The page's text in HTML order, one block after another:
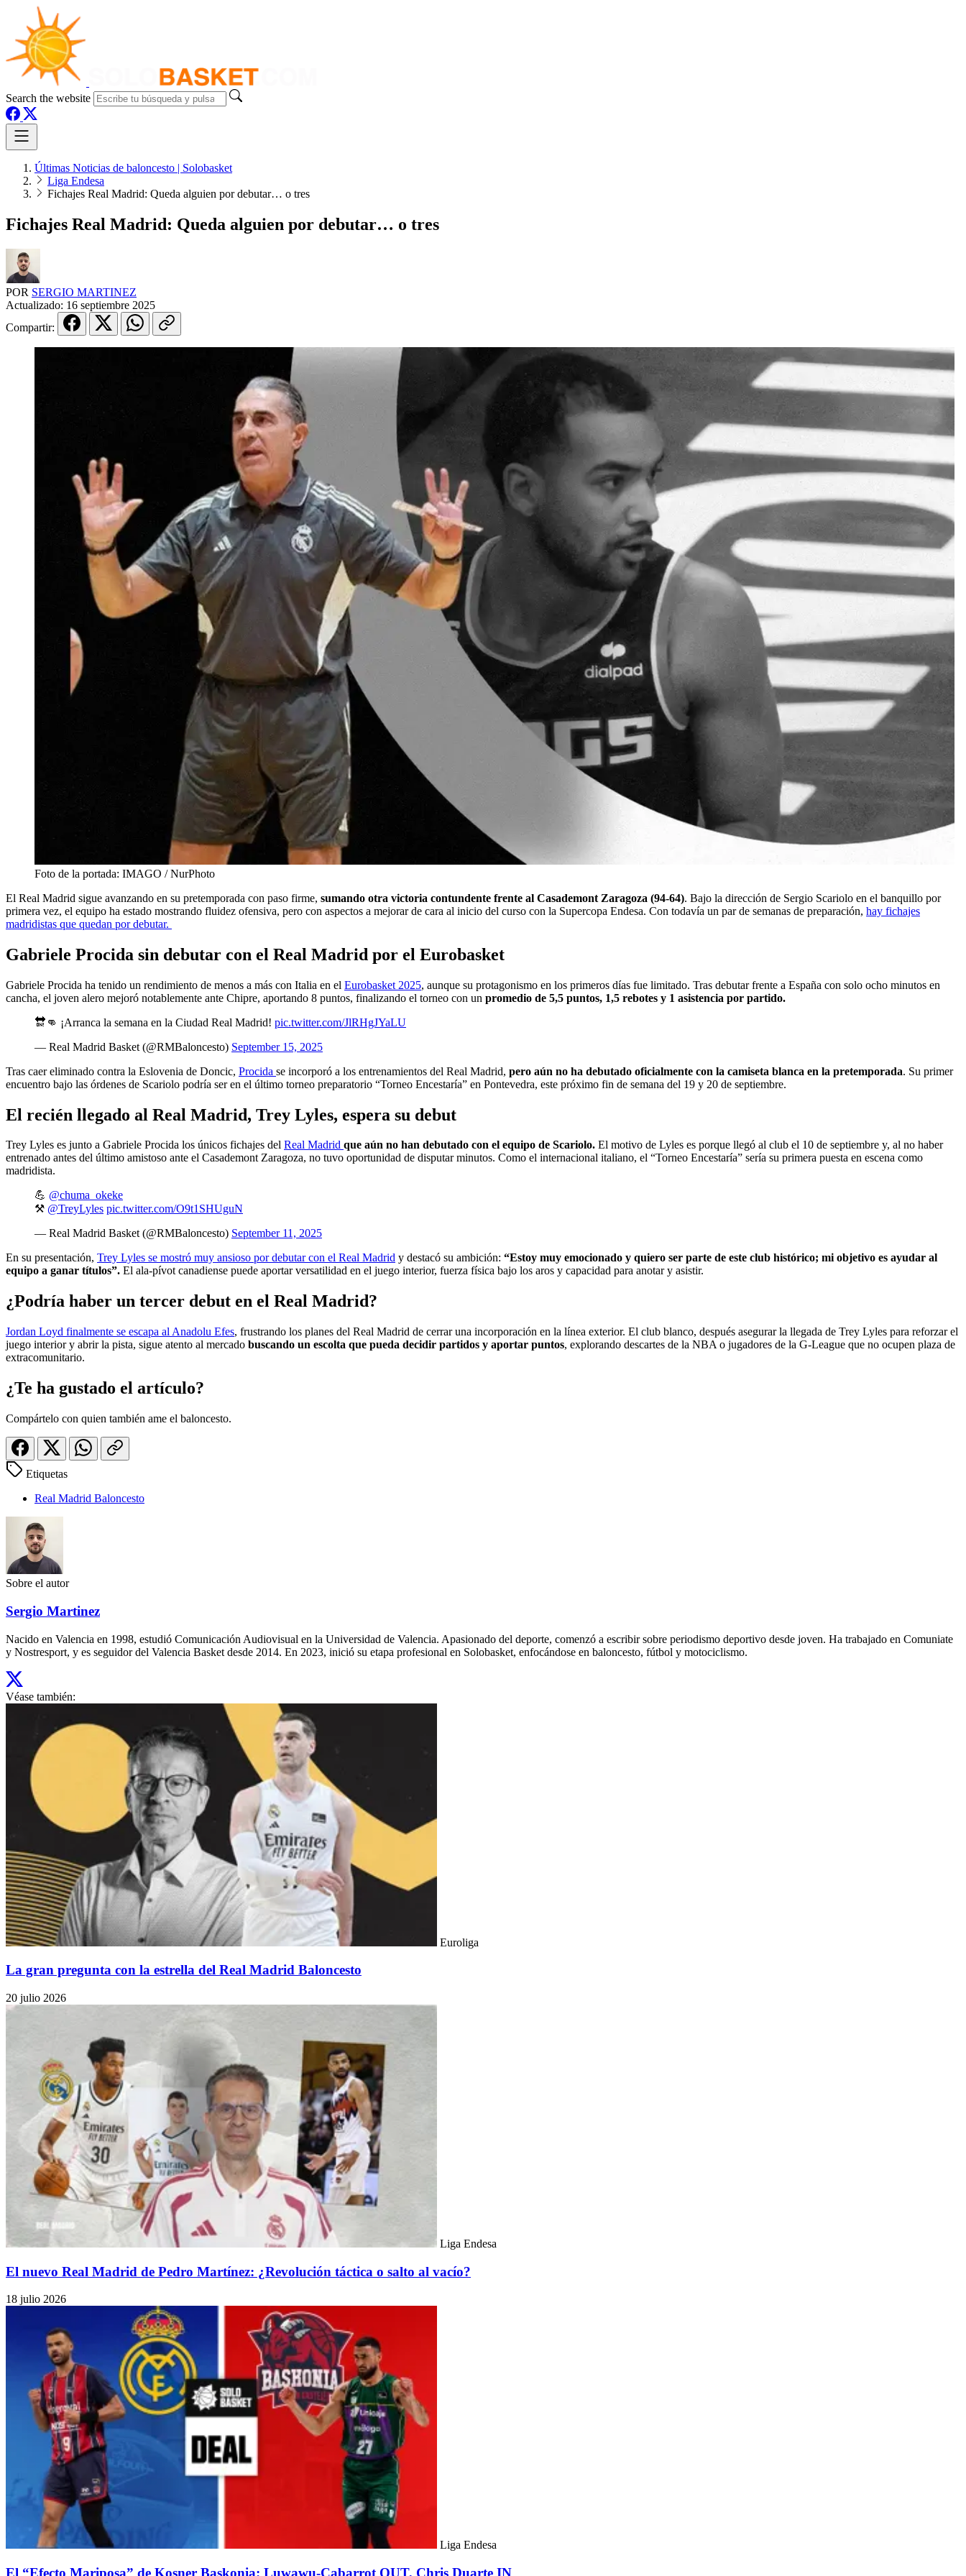
Search the website
Últimas Noticias de baloncesto | Solobasket
Liga Endesa
Fichajes Real Madrid: Queda alguien por debutar… o tres
Fichajes Real Madrid: Queda alguien por debutar… o tres
POR SERGIO MARTINEZ
Actualizado: 16 septiembre 2025
Compartir:
Foto de la portada: IMAGO / NurPhoto
El Real Madrid sigue avanzando en su pretemporada con paso firme, sumando otra victoria contundente frente al Casademont Zaragoza (94-64). Bajo la dirección de Sergio Scariolo en el banquillo por
primera vez, el equipo ha estado mostrando fluidez ofensiva, pero con aspectos a mejorar de cara al inicio del curso con la Supercopa Endesa. Con todavía un par de semanas de preparación, hay fichajes
madridistas que quedan por debutar.
Gabriele Procida sin debutar con el Real Madrid por el Eurobasket
Gabriele Procida ha tenido un rendimiento de menos a más con Italia en el Eurobasket 2025, aunque su protagonismo en los primeros días fue limitado. Tras debutar frente a España con solo ocho minutos en
cancha, el joven alero mejoró notablemente ante Chipre, aportando 8 puntos, finalizando el torneo con un promedio de 5,5 puntos, 1,5 rebotes y 1 asistencia por partido.
🔛👊 ¡Arranca la semana en la Ciudad Real Madrid! pic.twitter.com/JlRHgJYaLU
— Real Madrid Basket (@RMBaloncesto) September 15, 2025
Tras caer eliminado contra la Eslovenia de Doncic, Procida se incorporó a los entrenamientos del Real Madrid, pero aún no ha debutado oficialmente con la camiseta blanca en la pretemporada. Su primer
encuentro bajo las órdenes de Scariolo podría ser en el último torneo preparatorio “Torneo Encestaría” en Pontevedra, este próximo fin de semana del 19 y 20 de septiembre.
El recién llegado al Real Madrid, Trey Lyles, espera su debut
Trey Lyles es junto a Gabriele Procida los únicos fichajes del Real Madrid que aún no han debutado con el equipo de Scariolo. El motivo de Lyles es porque llegó al club el 10 de septiembre y, al no haber
entrenado antes del último amistoso ante el Casademont Zaragoza, no tuvo oportunidad de disputar minutos. Como el internacional italiano, el “Torneo Encestaría” sería su primera puesta en escena como
madridista.
💪 @chuma_okeke
⚒ @TreyLyles pic.twitter.com/O9t1SHUguN
— Real Madrid Basket (@RMBaloncesto) September 11, 2025
En su presentación, Trey Lyles se mostró muy ansioso por debutar con el Real Madrid y destacó su ambición: “Estoy muy emocionado y quiero ser parte de este club histórico; mi objetivo es ayudar al
equipo a ganar títulos”. El ala-pívot canadiense puede aportar versatilidad en el juego interior, fuerza física bajo los aros y capacidad para anotar y asistir.
¿Podría haber un tercer debut en el Real Madrid?
Jordan Loyd finalmente se escapa al Anadolu Efes, frustrando los planes del Real Madrid de cerrar una incorporación en la línea exterior. El club blanco, después asegurar la llegada de Trey Lyles para reforzar el
juego interior y abrir la pista, sigue atento al mercado buscando un escolta que pueda decidir partidos y aportar puntos, explorando descartes de la NBA o jugadores de la G-League que no ocupen plaza de
extracomunitario.
¿Te ha gustado el artículo?
Compártelo con quien también ame el baloncesto.
Etiquetas
Real Madrid Baloncesto
Sobre el autor
Sergio Martinez
Nacido en Valencia en 1998, estudió Comunicación Audiovisual en la Universidad de Valencia. Apasionado del deporte, comenzó a escribir sobre periodismo deportivo desde joven. Ha trabajado en Comuniate
y Nostresport, y es seguidor del Valencia Basket desde 2014. En 2023, inició su etapa profesional en Solobasket, enfocándose en baloncesto, fútbol y motociclismo.
Véase también:
Euroliga
La gran pregunta con la estrella del Real Madrid Baloncesto
20 julio 2026
Liga Endesa
El nuevo Real Madrid de Pedro Martínez: ¿Revolución táctica o salto al vacío?
18 julio 2026
Liga Endesa
El “Efecto Mariposa” de Kosner Baskonia: Luwawu-Cabarrot OUT, Chris Duarte IN